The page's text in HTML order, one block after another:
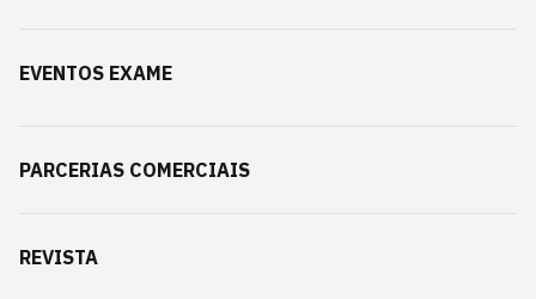
EVENTOS EXAME
PARCERIAS COMERCIAIS
REVISTA